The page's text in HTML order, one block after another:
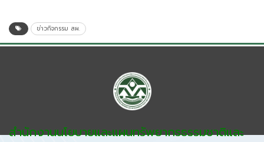
ข่าวกิจกรรม สผ.
สำนักงานนโยบายและแผนทรัพยากรธรรมชาติและ